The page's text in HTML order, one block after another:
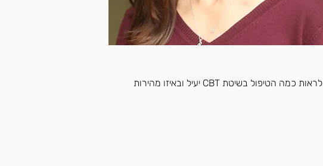
היום, כמה שנים טובות אחרי אותו שיעור, אני לא מאוכזבת. מאז שהתחלתי לטפל, אני נוכחת שוב ושוב לראות כמה הטיפול בשיטת CBT יעיל ובאיזו מהירות